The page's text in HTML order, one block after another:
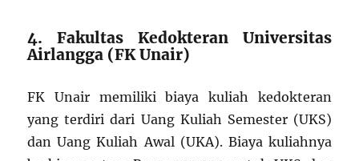
4. Fakultas Kedokteran Universitas
Airlangga (FK Unair)
FK Unair memiliki biaya kuliah kedokteran
yang terdiri dari Uang Kuliah Semester (UKS)
dan Uang Kuliah Awal (UKA). Biaya kuliahnya